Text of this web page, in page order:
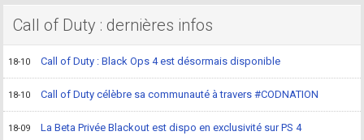
Call of Duty : dernières infos
18-10 Call of Duty : Black Ops 4 est désormais disponible
18-10 Call of Duty célèbre sa communauté à travers #CODNATION
18-09 La Beta Privée Blackout est dispo en exclusivité sur PS 4